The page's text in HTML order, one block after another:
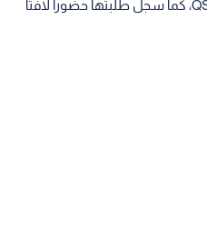
على مستوى العالم وفق تصنيف QS، كما سجل طلبتها حضورا لافتا